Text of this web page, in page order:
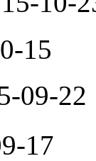
15
09-22
17